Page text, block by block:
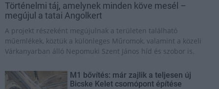
Történelmi táj, amelynek minden köve mesél –
megújul a tatai Angolkert
A projekt részeként megújulnak a területen található
műemlékek, köztük a különleges Műromok, valamint a közeli
Várkanyarban álló Nepomuki Szent János híd és szobor is.
M1 bővítés: már zajlik a teljesen új
Bicske Kelet csomópont építése